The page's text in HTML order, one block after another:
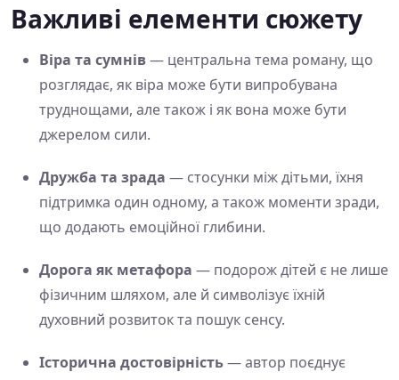
Важливі елементи сюжету
Віра та сумнів— центральна тема роману, що
розглядає, як віра може бути випробувана
труднощами, але також і як вона може бути
джерелом сили.
Дружба та зрада — стосунки між дітьми, їхня
підтримка один одному, а також моменти зради,
що додають емоційної глибини.
Дорога як метафора — подорож дітей є не лише
фізичним шляхом, але й символізує їхній
духовний розвиток та пошук сенсу.
Історична достовірність— автор поєднує